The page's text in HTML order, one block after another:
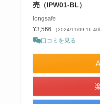
売（IPW01-BL）
longsafe
¥3,566
（2024/11/09 16:40
口コミを見る